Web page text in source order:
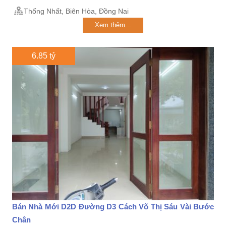
Thống Nhất, Biên Hòa, Đồng Nai
Xem thêm...
6.85 tỷ
Bán Nhà Mới D2D Đường D3 Cách Võ Thị Sáu Vài Bước
Chân